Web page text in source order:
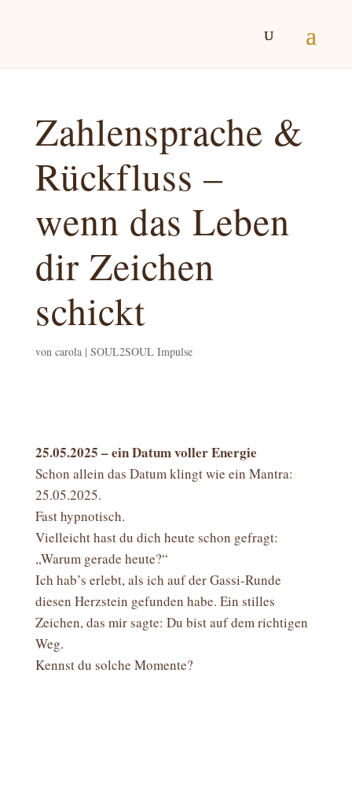
Zahlensprache &
Rückfluss –
wenn das Leben
dir Zeichen
schickt
von carola| SOUL2SOUL Impulse
25.05.2025 – ein Datum voller Energie
Schon allein das Datum klingt wie ein Mantra:
25.05.2025.
Fast hypnotisch.
Vielleicht hast du dich heute schon gefragt:
„Warum gerade heute?“
Ich hab’s erlebt, als ich auf der Gassi-Runde
diesen Herzstein gefunden habe. Ein stilles
Zeichen, das mir sagte: Du bist auf dem richtigen
Weg.
Kennst du solche Momente?